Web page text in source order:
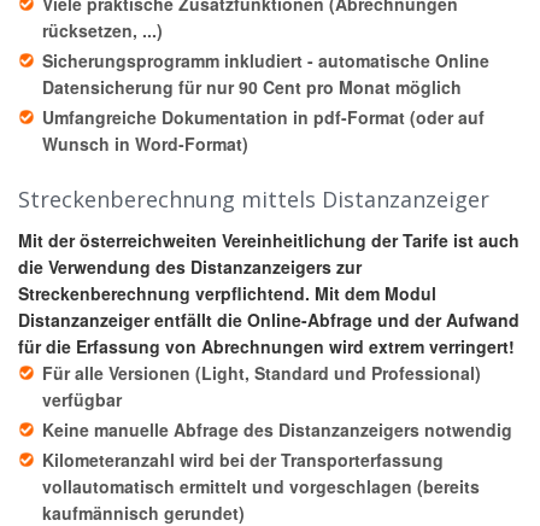
rücksetzen, ...)
Sicherungsprogramm inkludiert - automatische Online
Datensicherung für nur 90 Cent pro Monat möglich
Umfangreiche Dokumentation in pdf-Format (oder auf
Wunsch in Word-Format)
Streckenberechnung mittels Distanzanzeiger
Mit der österreichweiten Vereinheitlichung der Tarife ist auch
die Verwendung des Distanzanzeigers zur
Streckenberechnung verpflichtend. Mit dem Modul
Distanzanzeiger entfällt die Online-Abfrage und der Aufwand
für die Erfassung von Abrechnungen wird extrem verringert!
Für alle Versionen (Light, Standard und Professional)
verfügbar
Keine manuelle Abfrage des Distanzanzeigers notwendig
Kilometeranzahl wird bei der Transporterfassung
vollautomatisch ermittelt und vorgeschlagen (bereits
kaufmännisch gerundet)